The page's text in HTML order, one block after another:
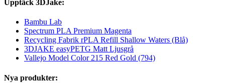
Upptäck 3DJake:
Bambu Lab
Spectrum PLA Premium Magenta
Recycling Fabrik rPLA Refill Shallow Waters (Blå)
3DJAKE easyPETG Matt Ljusgrå
Vallejo Model Color 215 Red Gold (794)
Nya produkter: